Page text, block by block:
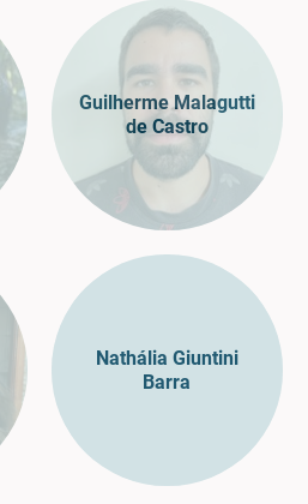
Guilherme Malagutti
de Castro
Nathália Giuntini
Barra